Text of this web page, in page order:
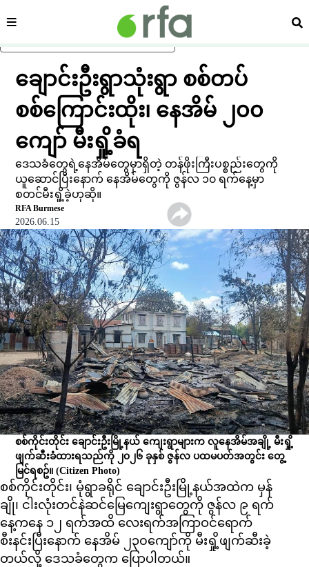
ပင်မအကြောင်းအရာသို့ ကျော်ရန်
ကဏ္ဍ ရှာ
ချောင်းဦးရွာသုံးရွာ စစ်တပ်
စစ်ကြောင်းထိုး၊ နေအိမ် ၂၀၀
ကျော် မီးရှို့ခံရ
ဒေသခံတွေရဲ့နေအိမ်တွေမှာရှိတဲ့ တန်ဖိုးကြီးပစ္စည်းတွေကို
ယူဆောင်ပြီးနောက် နေအိမ်တွေကို ဇွန်လ ၁၀ ရက်နေ့မှာ
စတင်မီးရှို့ခဲ့ဟုဆို။
RFA Burmese
2026.06.15
စစ်ကိုင်းတိုင်း ချောင်းဦးမြို့နယ် ကျေးရွာများက လူနေအိမ်အချို့ မီးရှို့
ဖျက်ဆီးခံထားရသည်ကို ၂၀၂၆ ခုနှစ် ဇွန်လ ပထမပတ်အတွင်း တွေ့
မြင်ရစဥ်။(Citizen Photo)
စစ်ကိုင်းတိုင်း၊ မုံရွာခရိုင် ချောင်းဦးမြို့နယ်အထဲက မှန်
ချို၊ ငါးလုံးတင်နဲဆင်မြေကျေးရွာတွေကို ဇွန်လ ၉ ရက်
နေ့ကနေ ၁၂ ရက်အထိ လေးရက်အကြာဝင်ရောက်
စီးနင်းပြီးနောက် နေအိမ် ၂၃၀ကျော်ကို မီးရှို့ဖျက်ဆီးခဲ့
တယ်လို့ ဒေသခံတွေက ပြောပါတယ်။